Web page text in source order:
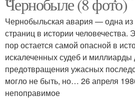
Чернобыльская авария — одна
страниц в истории человечества.
пор остается самой опасной в
искалеченных судеб и миллиарды
предотвращения ужасных
могло не быть, но… 26 апреля
непоправимое